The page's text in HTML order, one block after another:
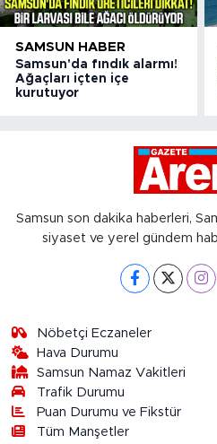
SAMSUN HABER
Samsun'da fındık alarmı!
Ağaçları içten içe
kurutuyor
Samsun son dakika haberleri,
siyaset ve yerel gündem
Nöbetçi Eczaneler
Hava Durumu
Samsun Namaz Vakitleri
Trafik Durumu
Puan Durumu ve Fikstür
Tüm Manşetler